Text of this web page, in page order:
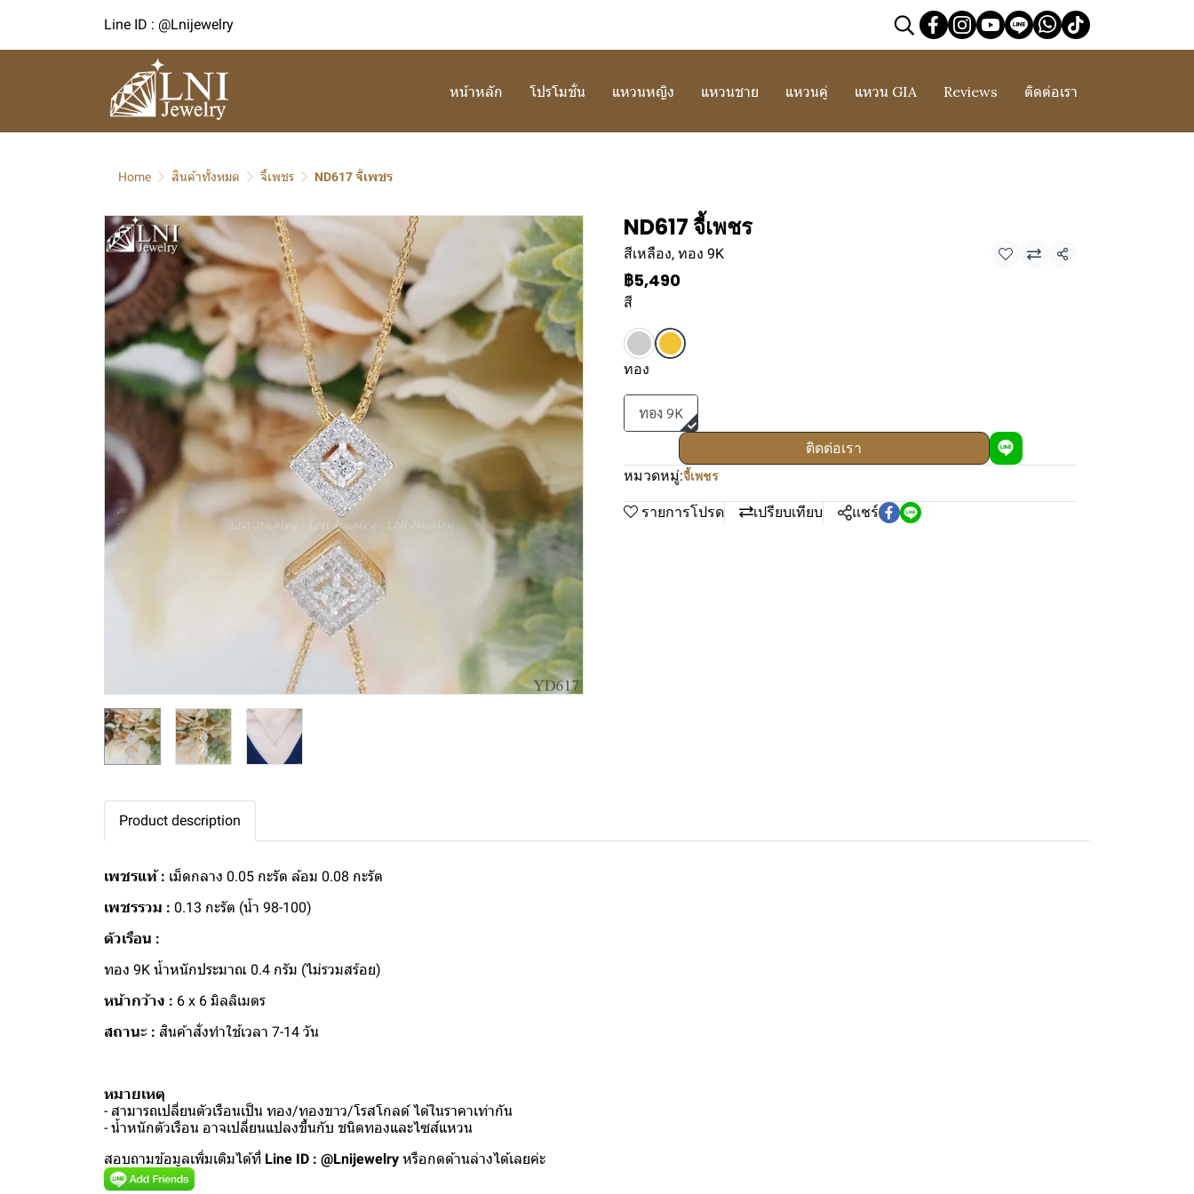
Line ID : @Lnijewelry
หน้าหลัก โปรโมชั่น แหวนหญิง แหวนชาย แหวนคู่ แหวน GIA Reviews ติดต่อเรา
Home สินค้าทั้งหมด จี้เพชร ND617 จี้เพชร
ND617 จี้เพชร
สีเหลือง, ทอง 9K แชร์
฿5,490
สี
ทอง
ทอง 9K
ติดต่อเรา
หมวดหมู่:จี้เพชร
รายการโปรด เปรียบเทียบ แชร์
Product description
เพชรแท้ : เม็ดกลาง 0.05 กะรัต ล้อม 0.08 กะรัต
เพชรรวม : 0.13 กะรัต (น้ำ 98-100)
ตัวเรือน :
ทอง 9K น้ำหนักประมาณ 0.4 กรัม (ไม่รวมสร้อย)
หน้ากว้าง : 6 x 6 มิลลิเมตร
สถานะ : สินค้าสั่งทำใช้เวลา 7-14 วัน
หมายเหตุ
- สามารถเปลี่ยนตัวเรือนเป็น ทอง/ทองขาว/โรสโกลด์ ได้ในราคาเท่ากัน
- น้ำหนักตัวเรือน อาจเปลี่ยนแปลงขึ้นกับ ชนิดทองและไซส์แหวน
สอบถามข้อมูลเพิ่มเติมได้ที่ Line ID : @Lnijewelry หรือกดด้านล่างได้เลยค่ะ